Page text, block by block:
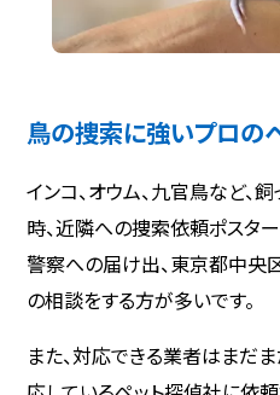
鳥の捜索に強いプロの
インコ、オウム、九官鳥など、
時、近隣への捜索依頼ポスタ
警察への届け出、東京都中央
の相談をする方が多いです。
また、対応できる業者はまだ